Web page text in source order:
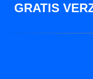
GRATIS